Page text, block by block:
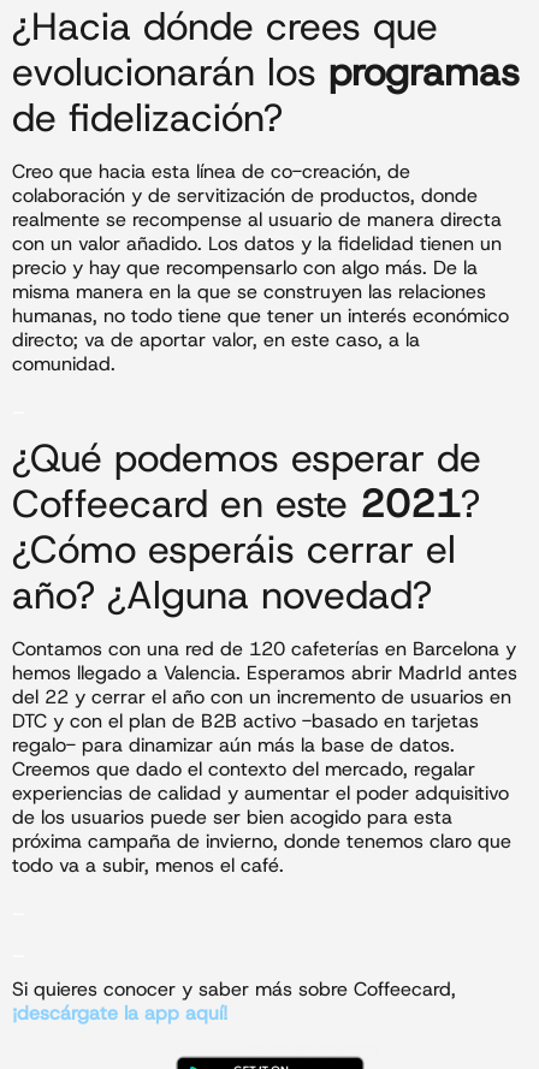
¿Hacia dónde crees que
evolucionarán los programas
de fidelización?
Creo que hacia esta línea de co-creación, de
colaboración y de servitización de productos, donde
realmente se recompense al usuario de manera directa
con un valor añadido. Los datos y la fidelidad tienen un
precio y hay que recompensarlo con algo más. De la
misma manera en la que se construyen las relaciones
humanas, no todo tiene que tener un interés económico
directo; va de aportar valor, en este caso, a la
comunidad.
¿Qué podemos esperar de
Coffeecard en este 2021?
¿Cómo esperáis cerrar el
año? ¿Alguna novedad?
Contamos con una red de 120 cafeterías en Barcelona y
hemos llegado a Valencia. Esperamos abrir MadrId antes
del 22 y cerrar el año con un incremento de usuarios en
DTC y con el plan de B2B activo -basado en tarjetas
regalo- para dinamizar aún más la base de datos.
Creemos que dado el contexto del mercado, regalar
experiencias de calidad y aumentar el poder adquisitivo
de los usuarios puede ser bien acogido para esta
próxima campaña de invierno, donde tenemos claro que
todo va a subir, menos el café.
Si quieres conocer y saber más sobre Coffeecard,
¡descárgate la app aquí!